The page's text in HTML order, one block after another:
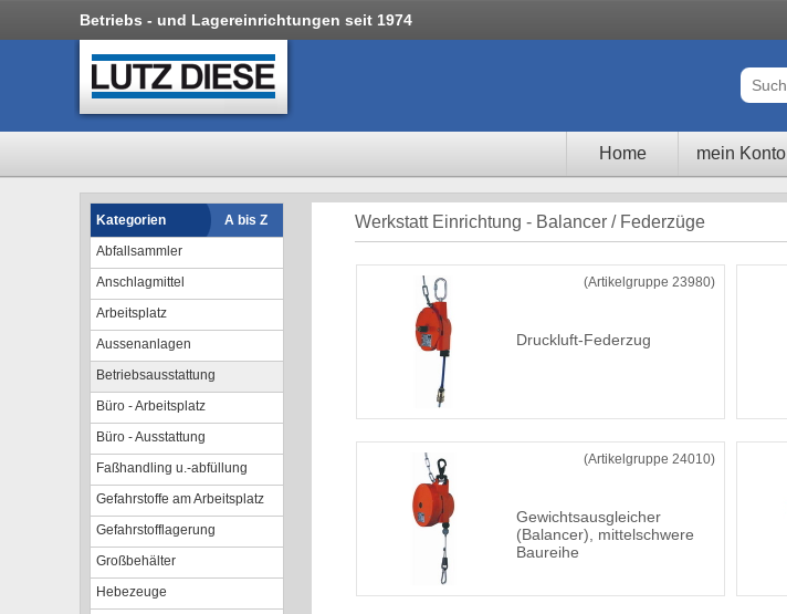
Betriebs - und Lagereinrichtungen seit 1974
Home mein Konto
Kategorien
A bis Z
Abfallsammler
Anschlagmittel
Arbeitsplatz
Aussenanlagen
Betriebsausstattung
Büro - Arbeitsplatz
Büro - Ausstattung
Faßhandling u.-abfüllung
Gefahrstoffe am Arbeitsplatz
Gefahrstofflagerung
Großbehälter
Hebezeuge
Werkstatt Einrichtung - Balancer / Federzüge
(Artikelgruppe 23980)
Druckluft-Federzug
(Artikelgruppe 24010)
Gewichtsausgleicher
(Balancer), mittelschwere
Baureihe